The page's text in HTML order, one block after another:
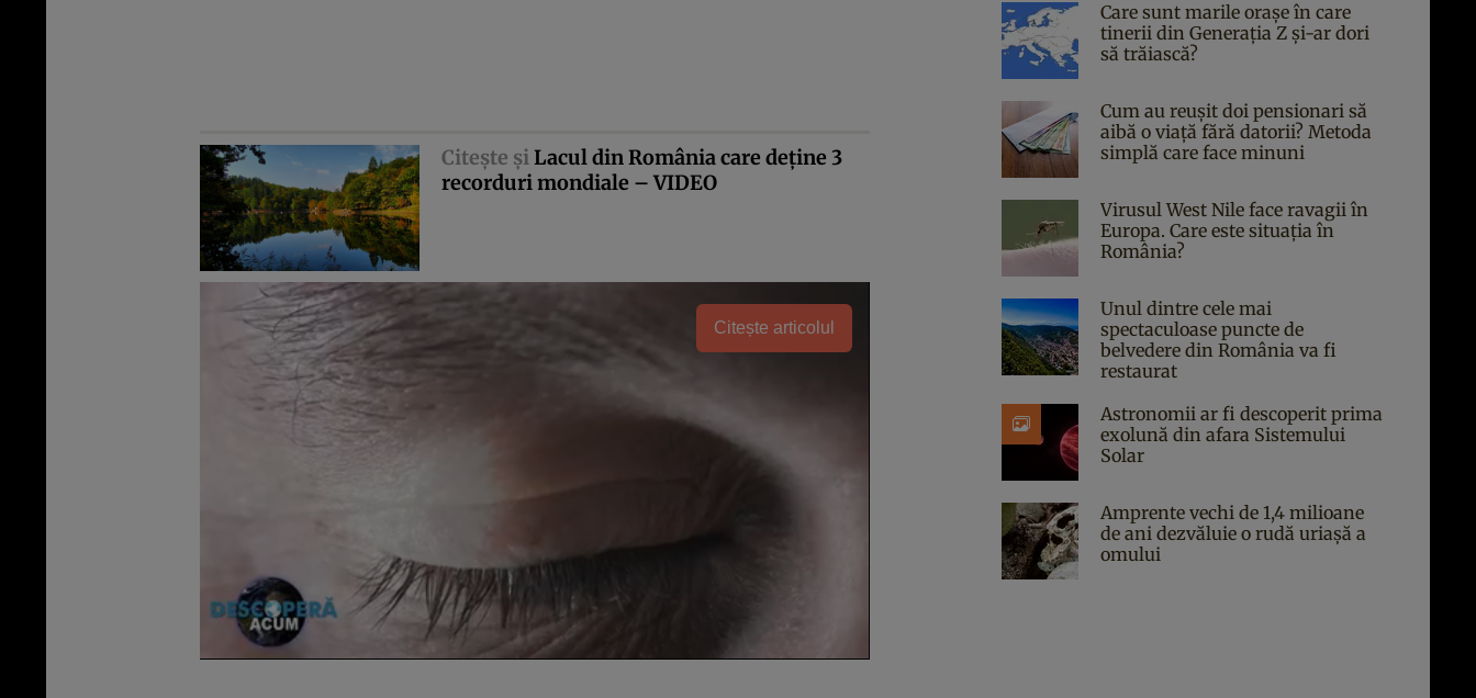
Citeşte şiLacul din România care deţine 3
recorduri mondiale – VIDEO
Citește articolul
Care sunt marile orașe în care
tinerii din Generația Z și-ar dori
să trăiască?
Cum au reușit doi pensionari să
aibă o viață fără datorii? Metoda
simplă care face minuni
Virusul West Nile face ravagii în
Europa. Care este situația în
România?
Unul dintre cele mai
spectaculoase puncte de
belvedere din România va fi
restaurat
Astronomii ar fi descoperit prima
exolună din afara Sistemului
Solar
Amprente vechi de 1,4 milioane
de ani dezvăluie o rudă uriașă a
omului